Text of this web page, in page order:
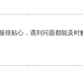
很贴心，遇到问题都能及时